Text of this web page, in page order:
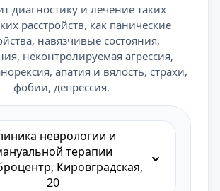
диагностику и лечение таких
расстройств, как панические
навязчивые состояния,
неконтролируемая агрессия,
апатия и вялость, страхи,
фобии, депрессия.
неврологии и
терапии
Кировградская,
20